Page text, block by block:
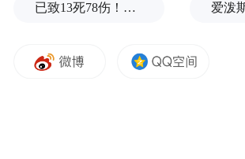
美的柔润感活水芯电热水器XQ5
美的曾收集全国各地旧热水器
已致13死78伤！这是乌方对俄本土发动的最致命袭击之一